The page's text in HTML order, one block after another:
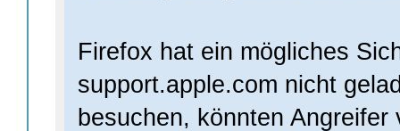
Firefox hat ein mögliches
support.apple.com nicht
besuchen, könnten